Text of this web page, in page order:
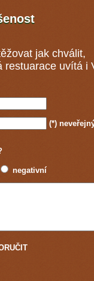
jak chválit,
restuarace uvítá i
(*)
negativní